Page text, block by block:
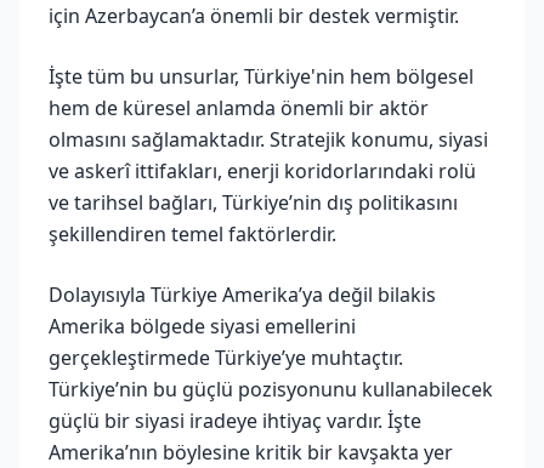
için Azerbaycan’a önemli bir destek vermiştir.
İşte tüm bu unsurlar, Türkiye'nin hem bölgesel
hem de küresel anlamda önemli bir aktör
olmasını sağlamaktadır. Stratejik konumu, siyasi
ve askerî ittifakları, enerji koridorlarındaki rolü
ve tarihsel bağları, Türkiye’nin dış politikasını
şekillendiren temel faktörlerdir.
Dolayısıyla Türkiye Amerika’ya değil bilakis
Amerika bölgede siyasi emellerini
gerçekleştirmede Türkiye’ye muhtaçtır.
Türkiye’nin bu güçlü pozisyonunu kullanabilecek
güçlü bir siyasi iradeye ihtiyaç vardır. İşte
Amerika’nın böylesine kritik bir kavşakta yer